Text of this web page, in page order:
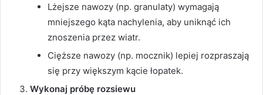
Lżejsze nawozy (np. granulaty) wymagają
mniejszego kąta nachylenia, aby uniknąć ich
znoszenia przez wiatr.
Cięższe nawozy (np. mocznik) lepiej rozpraszają
się przy większym kącie łopatek.
Wykonaj próbę rozsiewu